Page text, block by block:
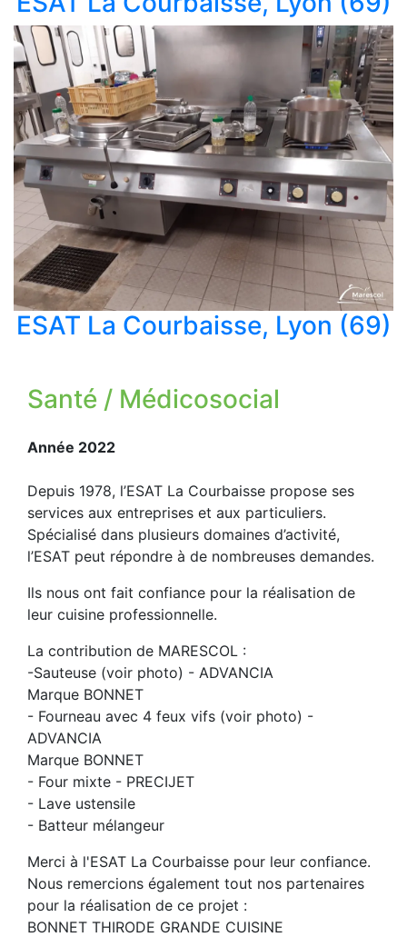
ESAT La Courbaisse, Lyon (69)
Santé / Médicosocial
Année 2022
Depuis 1978, l’ESAT La Courbaisse propose ses
services aux entreprises et aux particuliers.
Spécialisé dans plusieurs domaines d’activité,
l’ESAT peut répondre à de nombreuses demandes.
Ils nous ont fait confiance pour la réalisation de
leur cuisine professionnelle.
La contribution de MARESCOL :
-Sauteuse (voir photo) - ADVANCIA
Marque BONNET
- Fourneau avec 4 feux vifs (voir photo) -
ADVANCIA
Marque BONNET
- Four mixte - PRECIJET
- Lave ustensile
- Batteur mélangeur
Merci à l'ESAT La Courbaisse pour leur confiance.
Nous remercions également tout nos partenaires
pour la réalisation de ce projet :
BONNET THIRODE GRANDE CUISINE